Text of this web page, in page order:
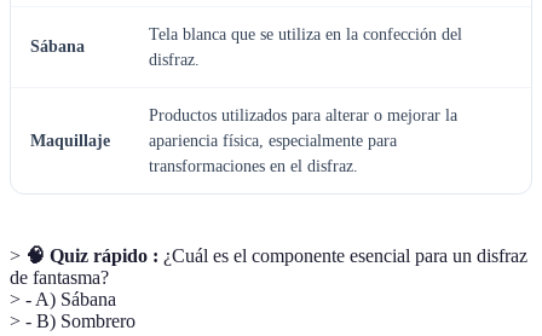
Sábana
Tela blanca que se utiliza en la confección del
disfraz.
Maquillaje
Productos utilizados para alterar o mejorar la
apariencia física, especialmente para
transformaciones en el disfraz.
> 🧠 Quiz rápido : ¿Cuál es el componente esencial para un disfraz
de fantasma?
> - A) Sábana
> - B) Sombrero